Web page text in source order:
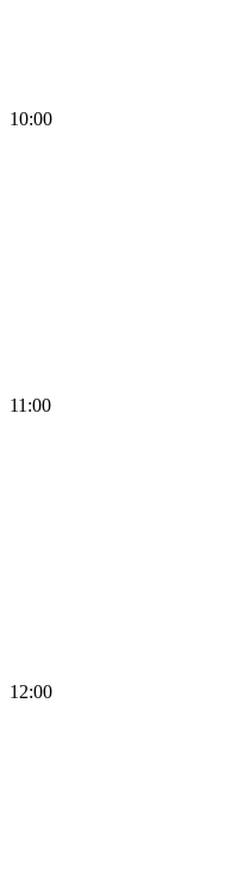
10:00
11:00
12:00